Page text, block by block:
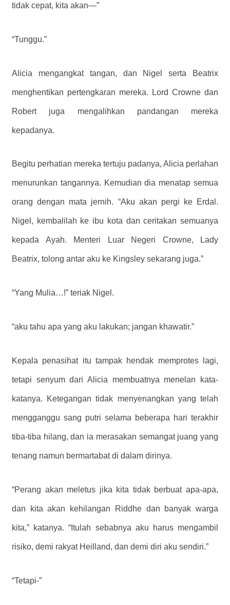
tidak cepat, kita akan—”
“Tunggu.”
Alicia mengangkat tangan, dan Nigel serta Beatrix
menghentikan pertengkaran mereka. Lord Crowne dan
Robert juga mengalihkan pandangan mereka
kepadanya.
Begitu perhatian mereka tertuju padanya, Alicia perlahan
menurunkan tangannya. Kemudian dia menatap semua
orang dengan mata jernih. “Aku akan pergi ke Erdal.
Nigel, kembalilah ke ibu kota dan ceritakan semuanya
kepada Ayah. Menteri Luar Negeri Crowne, Lady
Beatrix, tolong antar aku ke Kingsley sekarang juga.”
“Yang Mulia…!” teriak Nigel.
“aku tahu apa yang aku lakukan; jangan khawatir.”
Kepala penasihat itu tampak hendak memprotes lagi,
tetapi senyum dari Alicia membuatnya menelan kata-
katanya. Ketegangan tidak menyenangkan yang telah
mengganggu sang putri selama beberapa hari terakhir
tiba-tiba hilang, dan ia merasakan semangat juang yang
tenang namun bermartabat di dalam dirinya.
“Perang akan meletus jika kita tidak berbuat apa-apa,
dan kita akan kehilangan Riddhe dan banyak warga
kita,” katanya. “Itulah sebabnya aku harus mengambil
risiko, demi rakyat Heilland, dan demi diri aku sendiri.”
“Tetapi-”